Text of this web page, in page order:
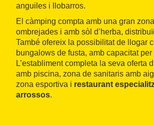
anguiles i llobarros.
El càmping compta amb una gran
ombrejades i amb sòl d’herba,
També ofereix la possibilitat de llogar
bungalows de fusta, amb capacitat
L’establiment completa la seva oferta
amb piscina, zona de sanitaris amb
zona esportiva i restaurant
arrossos.